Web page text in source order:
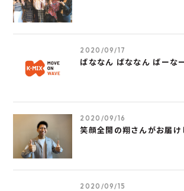
2020/09/17
ばななん ばななん ばーな
2020/09/16
笑顔全開の翔さんがお届け
2020/09/15